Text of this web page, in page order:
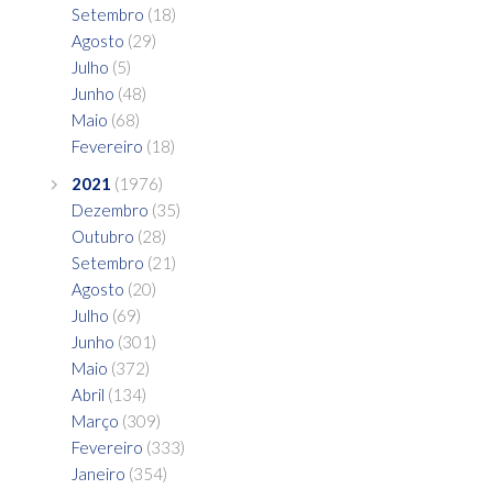
Setembro (18)
Agosto (29)
Julho (5)
Junho (48)
Maio (68)
Fevereiro (18)
2021 (1976)
Dezembro (35)
Outubro (28)
Setembro (21)
Agosto (20)
Julho (69)
Junho (301)
Maio (372)
Abril (134)
Março (309)
Fevereiro (333)
Janeiro (354)